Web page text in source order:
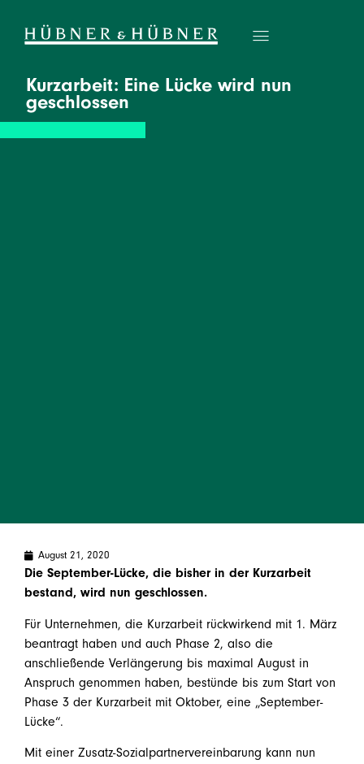
Kurzarbeit: Eine Lücke wird nun
geschlossen
August 21, 2020
Die September-Lücke, die bisher in der Kurzarbeit
bestand, wird nun geschlossen.
Für Unternehmen, die Kurzarbeit rückwirkend mit 1. März
beantragt haben und auch Phase 2, also die
anschließende Verlängerung bis maximal August in
Anspruch genommen haben, bestünde bis zum Start von
Phase 3 der Kurzarbeit mit Oktober, eine „September-
Lücke“.
Mit einer Zusatz-Sozialpartnervereinbarung kann nun